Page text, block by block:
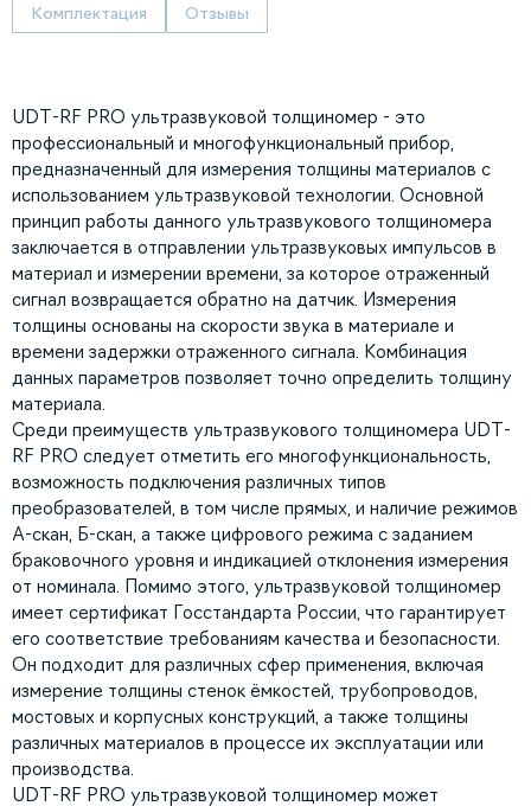
Комплектация Отзывы
UDT-RF PRO ультразвуковой толщиномер - это
профессиональный и многофункциональный прибор,
предназначенный для измерения толщины материалов с
использованием ультразвуковой технологии. Основной
принцип работы данного ультразвукового толщиномера
заключается в отправлении ультразвуковых импульсов в
материал и измерении времени, за которое отраженный
сигнал возвращается обратно на датчик. Измерения
толщины основаны на скорости звука в материале и
времени задержки отраженного сигнала. Комбинация
данных параметров позволяет точно определить толщину
материала.
Среди преимуществ ультразвукового толщиномера UDT-
RF PRO следует отметить его многофункциональность,
возможность подключения различных типов
преобразователей, в том числе прямых, и наличие режимов
А-скан, Б-скан, а также цифрового режима с заданием
браковочного уровня и индикацией отклонения измерения
от номинала. Помимо этого, ультразвуковой толщиномер
имеет сертификат Госстандарта России, что гарантирует
его соответствие требованиям качества и безопасности.
Он подходит для различных сфер применения, включая
измерение толщины стенок ёмкостей, трубопроводов,
мостовых и корпусных конструкций, а также толщины
различных материалов в процессе их эксплуатации или
производства.
UDT-RF PRO ультразвуковой толщиномер может